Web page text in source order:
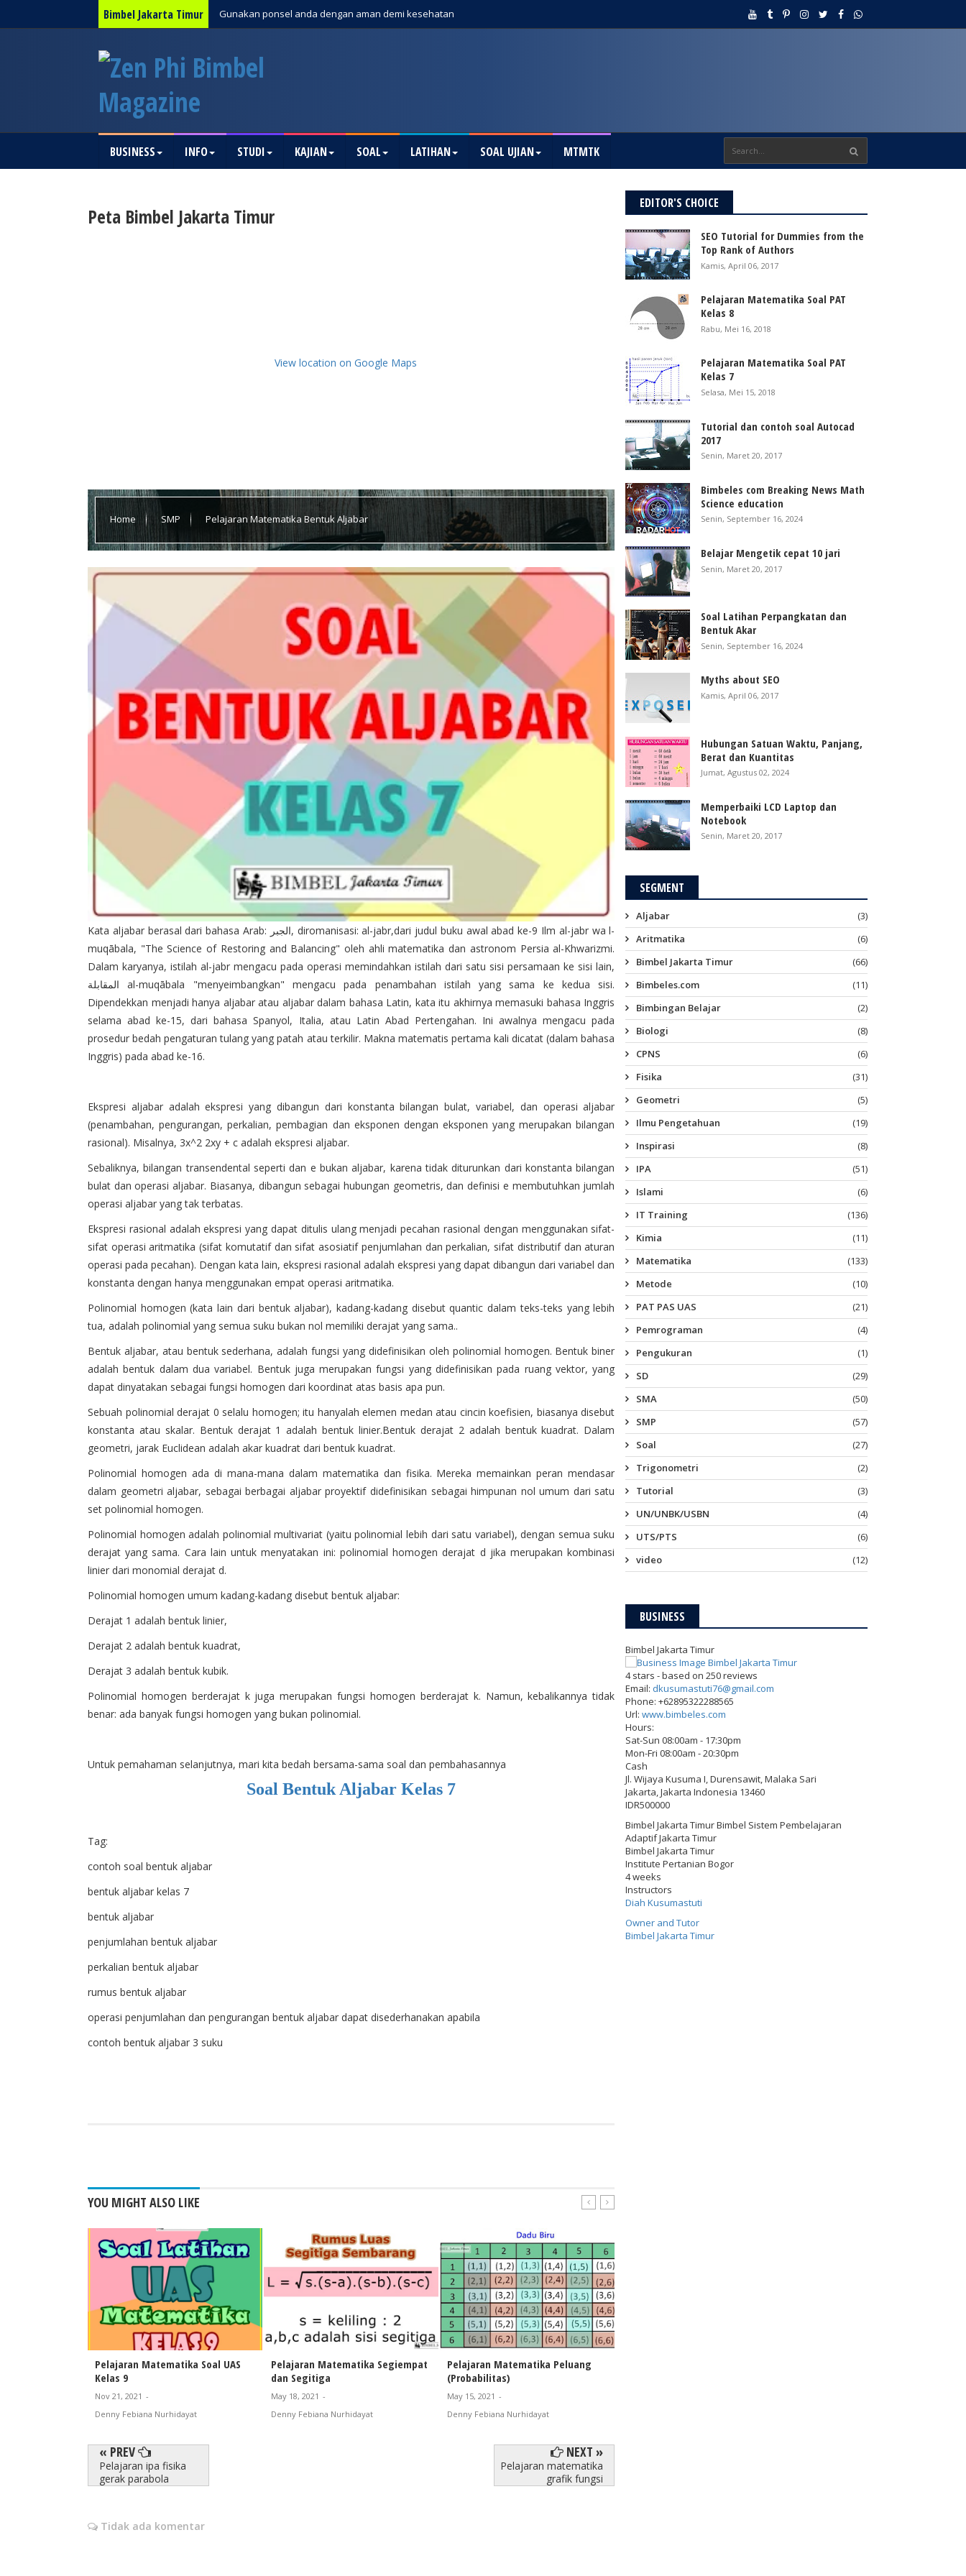
Bimbel Jakarta Timur Gunakan ponsel anda dengan aman demi kesehatan
BUSINESS INFO STUDI KAJIAN SOAL LATIHAN SOAL UJIAN MTMTK
Peta Bimbel Jakarta Timur
View location on Google Maps
Home SMP Pelajaran Matematika Bentuk Aljabar
Kata aljabar berasal dari bahasa Arab: الجبر‎, diromanisasi: al-jabr,dari judul buku awal abad ke-9 Ilm al-jabr wa l-
muqābala, "The Science of Restoring and Balancing" oleh ahli matematika dan astronom Persia al-Khwarizmi.
Dalam karyanya, istilah al-jabr mengacu pada operasi memindahkan istilah dari satu sisi persamaan ke sisi lain,
المقابلة al-muqābala "menyeimbangkan" mengacu pada penambahan istilah yang sama ke kedua sisi.
Dipendekkan menjadi hanya aljabar atau aljabar dalam bahasa Latin, kata itu akhirnya memasuki bahasa Inggris
selama abad ke-15, dari bahasa Spanyol, Italia, atau Latin Abad Pertengahan. Ini awalnya mengacu pada
prosedur bedah pengaturan tulang yang patah atau terkilir. Makna matematis pertama kali dicatat (dalam bahasa
Inggris) pada abad ke-16.
Ekspresi aljabar adalah ekspresi yang dibangun dari konstanta bilangan bulat, variabel, dan operasi aljabar
(penambahan, pengurangan, perkalian, pembagian dan eksponen dengan eksponen yang merupakan bilangan
rasional). Misalnya, 3x^2 2xy + c adalah ekspresi aljabar.
Sebaliknya, bilangan transendental seperti dan e bukan aljabar, karena tidak diturunkan dari konstanta bilangan
bulat dan operasi aljabar. Biasanya, dibangun sebagai hubungan geometris, dan definisi e membutuhkan jumlah
operasi aljabar yang tak terbatas.
Ekspresi rasional adalah ekspresi yang dapat ditulis ulang menjadi pecahan rasional dengan menggunakan sifat-
sifat operasi aritmatika (sifat komutatif dan sifat asosiatif penjumlahan dan perkalian, sifat distributif dan aturan
operasi pada pecahan). Dengan kata lain, ekspresi rasional adalah ekspresi yang dapat dibangun dari variabel dan
konstanta dengan hanya menggunakan empat operasi aritmatika.
Polinomial homogen (kata lain dari bentuk aljabar), kadang-kadang disebut quantic dalam teks-teks yang lebih
tua, adalah polinomial yang semua suku bukan nol memiliki derajat yang sama..
Bentuk aljabar, atau bentuk sederhana, adalah fungsi yang didefinisikan oleh polinomial homogen. Bentuk biner
adalah bentuk dalam dua variabel. Bentuk juga merupakan fungsi yang didefinisikan pada ruang vektor, yang
dapat dinyatakan sebagai fungsi homogen dari koordinat atas basis apa pun.
Sebuah polinomial derajat 0 selalu homogen; itu hanyalah elemen medan atau cincin koefisien, biasanya disebut
konstanta atau skalar. Bentuk derajat 1 adalah bentuk linier.Bentuk derajat 2 adalah bentuk kuadrat. Dalam
geometri, jarak Euclidean adalah akar kuadrat dari bentuk kuadrat.
Polinomial homogen ada di mana-mana dalam matematika dan fisika. Mereka memainkan peran mendasar
dalam geometri aljabar, sebagai berbagai aljabar proyektif didefinisikan sebagai himpunan nol umum dari satu
set polinomial homogen.
Polinomial homogen adalah polinomial multivariat (yaitu polinomial lebih dari satu variabel), dengan semua suku
derajat yang sama. Cara lain untuk menyatakan ini: polinomial homogen derajat d jika merupakan kombinasi
linier dari monomial derajat d.
Polinomial homogen umum kadang-kadang disebut bentuk aljabar:
Derajat 1 adalah bentuk linier,
Derajat 2 adalah bentuk kuadrat,
Derajat 3 adalah bentuk kubik.
Polinomial homogen berderajat k juga merupakan fungsi homogen berderajat k. Namun, kebalikannya tidak
benar: ada banyak fungsi homogen yang bukan polinomial.
Untuk pemahaman selanjutnya, mari kita bedah bersama-sama soal dan pembahasannya
Soal Bentuk Aljabar Kelas 7
Tag:
contoh soal bentuk aljabar
bentuk aljabar kelas 7
bentuk aljabar
penjumlahan bentuk aljabar
perkalian bentuk aljabar
rumus bentuk aljabar
operasi penjumlahan dan pengurangan bentuk aljabar dapat disederhanakan apabila
contoh bentuk aljabar 3 suku
YOU MIGHT ALSO LIKE
Pelajaran Matematika Soal UAS
Kelas 9
Nov 21, 2021 -
Denny Febiana Nurhidayat
Pelajaran Matematika Segiempat
dan Segitiga
May 18, 2021 -
Denny Febiana Nurhidayat
Pelajaran Matematika Peluang
(Probabilitas)
May 15, 2021 -
Denny Febiana Nurhidayat
« PREV
Pelajaran ipa fisika
gerak parabola
NEXT »
Pelajaran matematika
grafik fungsi
Tidak ada komentar
EDITOR'S CHOICE
SEO Tutorial for Dummies from the
Top Rank of Authors
Kamis, April 06, 2017
Pelajaran Matematika Soal PAT
Kelas 8
Rabu, Mei 16, 2018
Pelajaran Matematika Soal PAT
Kelas 7
Selasa, Mei 15, 2018
Tutorial dan contoh soal Autocad
2017
Senin, Maret 20, 2017
Bimbeles com Breaking News Math
Science education
Senin, September 16, 2024
Belajar Mengetik cepat 10 jari
Senin, Maret 20, 2017
Soal Latihan Perpangkatan dan
Bentuk Akar
Senin, September 16, 2024
Myths about SEO
Kamis, April 06, 2017
Hubungan Satuan Waktu, Panjang,
Berat dan Kuantitas
Jumat, Agustus 02, 2024
Memperbaiki LCD Laptop dan
Notebook
Senin, Maret 20, 2017
SEGMENT
Aljabar
(3)
Aritmatika
(6)
Bimbel Jakarta Timur
(66)
Bimbeles.com
(11)
Bimbingan Belajar
(2)
Biologi
(8)
CPNS
(6)
Fisika
(31)
Geometri
(5)
Ilmu Pengetahuan
(19)
Inspirasi
(8)
IPA
(51)
Islami
(6)
IT Training
(136)
Kimia
(11)
Matematika
(133)
Metode
(10)
PAT PAS UAS
(21)
Pemrograman
(4)
Pengukuran
(1)
SD
(29)
SMA
(50)
SMP
(57)
Soal
(27)
Trigonometri
(2)
Tutorial
(3)
UN/UNBK/USBN
(4)
UTS/PTS
(6)
video
(12)
BUSINESS
Bimbel Jakarta Timur
4stars - based on250reviews
Email: dkusumastuti76@gmail.com
Phone:+62895322288565
Url:www.bimbeles.com
Hours:
Sat-Sun 08:00am - 17:30pm
Mon-Fri 08:00am - 20:30pm
Cash
Jl. Wijaya Kusuma I, Durensawit, Malaka Sari
Jakarta,Jakarta Indonesia 13460
IDR500000
Bimbel Jakarta Timur Bimbel Sistem Pembelajaran
Adaptif Jakarta Timur
Bimbel Jakarta Timur
Institute Pertanian Bogor
4 weeks
Instructors
Diah Kusumastuti
Owner and Tutor
Bimbel Jakarta Timur